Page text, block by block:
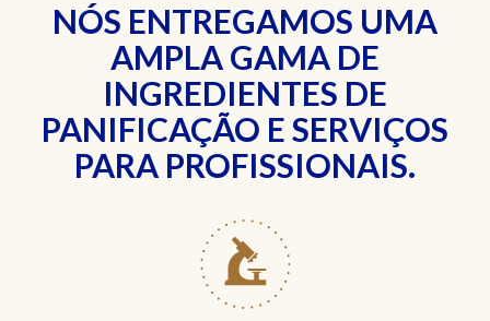
NÓS ENTREGAMOS UMA
AMPLA GAMA DE
INGREDIENTES DE
PANIFICAÇÃO E SERVIÇOS
PARA PROFISSIONAIS.